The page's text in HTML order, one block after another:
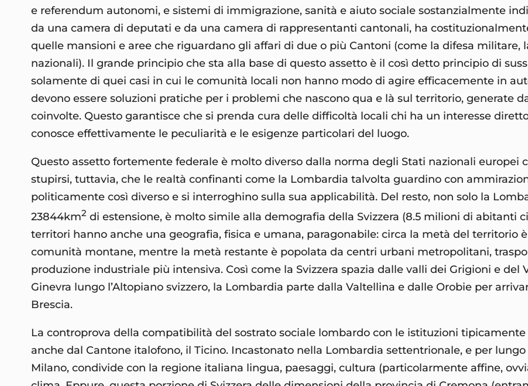
e referendum autonomi, e sistemi di immigrazione, sanità e aiuto sociale sostanzialmente
da una camera di deputati e da una camera di rappresentanti cantonali, ha
quelle mansioni e aree che riguardano gli affari di due o più Cantoni (come la difesa
nazionali). Il grande principio che sta alla base di questo assetto è il così detto principio di
solamente di quei casi in cui le comunità locali non hanno modo di agire efficacemente in
devono essere soluzioni pratiche per i problemi che nascono qua e là sul territorio, generate
coinvolte. Questo garantisce che si prenda cura delle difficoltà locali chi ha un interesse
conosce effettivamente le peculiarità e le esigenze particolari del luogo.
Questo assetto fortemente federale è molto diverso dalla norma degli Stati nazionali europei
stupirsi, tuttavia, che le realtà confinanti come la Lombardia talvolta guardino con
politicamente così diverso e si interroghino sulla sua applicabilità. Del resto, non solo la
23844km2 di estensione, è molto simile alla demografia della Svizzera (8.5 milioni di abitanti
territori hanno anche una geografia, fisica e umana, paragonabile: circa la metà del territorio
comunità montane, mentre la metà restante è popolata da centri urbani metropolitani,
produzione industriale più intensiva. Così come la Svizzera spazia dalle valli dei Grigioni e del
Ginevra lungo l’Altopiano svizzero, la Lombardia parte dalla Valtellina e dalle Orobie per
Brescia.
La controprova della compatibilità del sostrato sociale lombardo con le istituzioni tipicamente
anche dal Cantone italofono, il Ticino. Incastonato nella Lombardia settentrionale, e per
Milano, condivide con la regione italiana lingua, paesaggi, cultura (particolarmente affine,